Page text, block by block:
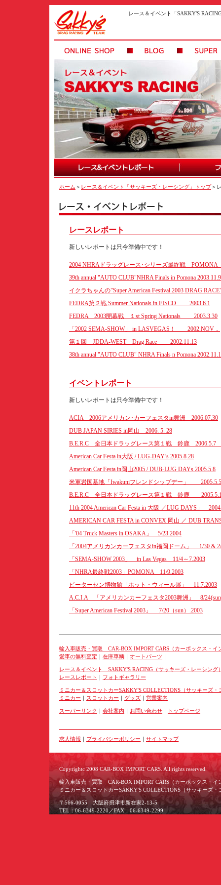
レース＆イベント「SAKKY'S
ホーム ＞ レース＆イベント「サッキーズ・レーシング」トップ＞
レースレポート
新しいレポートは只今準備中です！
2004 NHRAドラッグレース･シリーズ最終戦 POMONA
39th annual "AUTO CLUB"NHRA Finals in Pomona 2003.11.9
イクラちゃんの"Super American Festival 2003 DRAG
FEDRA第２戦 Summer Nationals in FISCO 2003.6.1
FEDRA 2003開幕戦 １st Spring Nationals 2003.3.30
「2002 SEMA-SHOW」 in LASVEGAS！ 2002.NOV．
第１回 JDDA-WEST Drag Race 2002.11.13
38th annual "AUTO CLUB" NHRA Finals n Pomona
イベントレポート
新しいレポートは只今準備中です！
ACIA 2006アメリカン･カーフェスタin舞洲 2006.07.30
DUB JAPAN SIRIES in岡山 2006. 5. 28
B.E.R.C 全日本ドラッグレース第１戦 鈴鹿
American Car Festa in大阪 / LUG-DAY’s 2005.8.28
American Car Festa in岡山2005 / DUB-LUG DAYs 2005.5.8
米軍岩国基地「Iwakuniフレンドシップデー」
B.E.R.C 全日本ドラッグレース第１戦 鈴鹿
11th 2004 American Car Festa in 大阪 ／LUG DAYS」
AMERICAN CAR FESTA in CONVEX 岡山 ／ DUB
「'04 Truck Masters in OSAKA」 5/23.2004
「2004アメリカンカーフェスタin福岡ドーム」 1/30 &
「SEMA-SHOW 2003」 in Las Vegas 11/4～7.2003
「NHRA最終戦2003」POMONA 11/9.2003
ピーターセン博物館「ホット・ウィール展」 11.7.2003
A.C.I.A 「アメリカンカーフェスタ2003舞洲」 8/
「Super American Festival 2003」 7/20（sun）.2003
輸入車販売・買取 CAR-BOX IMPORT CARS（カーボックス・イ
愛車の無料査定 ｜ 在庫車輌 ｜ オートパーツ ｜
レース＆イベント SAKKY'S RACING（サッキーズ・レーシング
レースレポート ｜ フォトギャラリー
ミニカー＆スロットカーSAKKY'S COLLECTIONS（サッキーズ・
ミニカー ｜ スロットカー ｜ グッズ ｜ 営業案内
スーパーリンク ｜ 会社案内 ｜ お問い合わせ ｜ トップページ
求人情報 ｜ プライバシーポリシー ｜ サイトマップ
Copyrightc 2008 CAR-BOX IMPORT CARS. All rights reserved.
輸入車販売・買取 CAR-BOX IMPORT CARS（カーボックス・イ
ミニカー＆スロットカーSAKKY'S COLLECTIONS（サッキーズ・
〒566-0055 大阪府摂津市新在家2-13-5
TEL：06-6349-2220／FAX：06-6349-2299